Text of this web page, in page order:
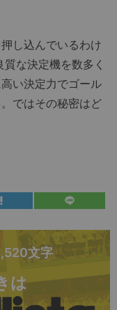
し込んでいるわけ
な決定機を数多く
い決定力でゴール
ではその秘密はど
文字
は